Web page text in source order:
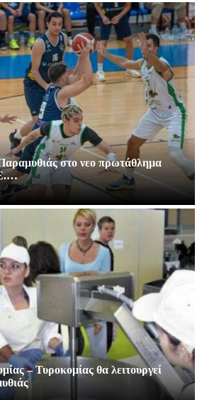
στο νεο πρωτάθλημα
– Τυροκομίας θα λειτουργεί